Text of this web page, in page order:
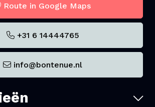
Route in Google Maps
+31 6 14444765
info@bontenue.nl